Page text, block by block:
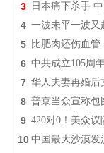
3 日本痛下杀手
4 一波未平一波又
5 比肥肉还伤血
6 中共成立105周
7 华人夫妻再婚后
8 普京当众宣称
9 420对0！美众
10 中国最大沙漠发